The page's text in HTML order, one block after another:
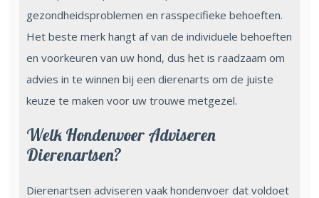
gezondheidsproblemen en rasspecifieke behoeften.
Het beste merk hangt af van de individuele behoeften
en voorkeuren van uw hond, dus het is raadzaam om
advies in te winnen bij een dierenarts om de juiste
keuze te maken voor uw trouwe metgezel.
Welk Hondenvoer Adviseren
Dierenartsen?
Dierenartsen adviseren vaak hondenvoer dat voldoet